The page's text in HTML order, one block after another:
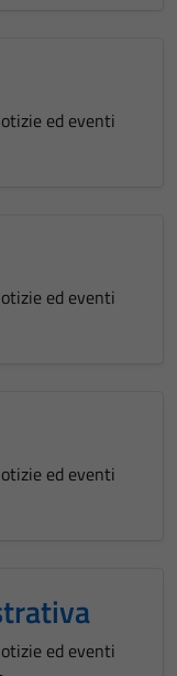
ed eventi
ed eventi
ed eventi
ed eventi